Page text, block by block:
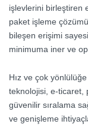
işlevlerini birleştiren
paket işleme
bileşen erişimi
minimuma iner ve
Hız ve çok
teknolojisi, e-ticaret,
güvenilir sıralama
ve genişleme